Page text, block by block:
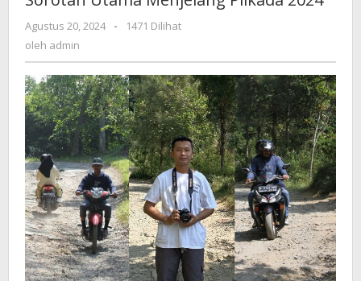
Kab
Garut
Jadi
Sorotan
Utama
Menjelang
Pilkada
2024
Agustus 20, 2024
oleh
-
1471 Dilihat
oleh admin